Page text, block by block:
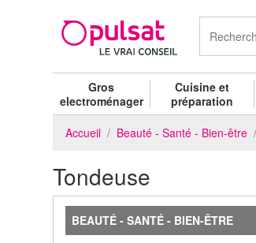
Gros
electroménager
Cuisine et
préparation
Accueil Beauté - Santé - Bien-être
Tondeuse
BEAUTÉ - SANTÉ - BIEN-ÊTRE